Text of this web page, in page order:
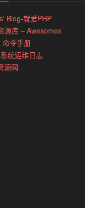
Blog-就爱PHP
源库 – Awesomes
命令手册
统运维日志
源网